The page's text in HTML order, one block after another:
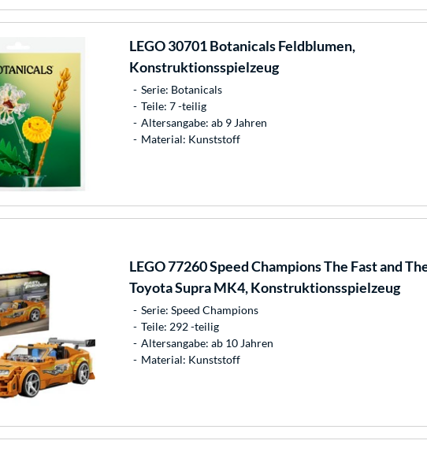
LEGO30701 Botanicals Feldblumen,
Konstruktionsspielzeug
Serie: Botanicals
Teile: 7 -teilig
Altersangabe: ab 9 Jahren
Material: Kunststoff
LEGO77260 Speed Champions The Fast and
Toyota Supra MK4, Konstruktionsspielzeug
Serie: Speed Champions
Teile: 292 -teilig
Altersangabe: ab 10 Jahren
Material: Kunststoff